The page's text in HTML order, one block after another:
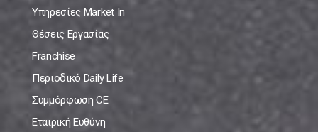
Υπηρεσίες Market In
Θέσεις Εργασίας
Franchise
Περιοδικό Daily Life
Συμμόρφωση CE
Εταιρική Ευθύνη